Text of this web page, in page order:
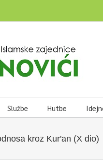
Službe Hutbe
kroz Kur'an (X dio)